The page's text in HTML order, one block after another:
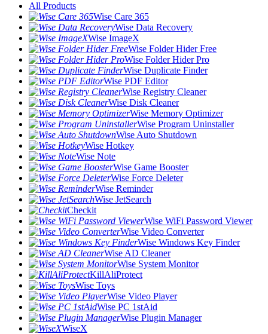
All Products
Wise Care 365
Wise Data Recovery
Wise ImageX
Wise Folder Hider Free
Wise Folder Hider Pro
Wise Duplicate Finder
Wise PDF Editor
Wise Registry Cleaner
Wise Disk Cleaner
Wise Memory Optimizer
Wise Program Uninstaller
Wise Auto Shutdown
Wise Hotkey
Wise Note
Wise Game Booster
Wise Force Deleter
Wise Reminder
Wise JetSearch
Checkit
Wise WiFi Password Viewer
Wise Video Converter
Wise Windows Key Finder
Wise AD Cleaner
Wise System Monitor
KillAliProtect
Wise Toys
Wise Video Player
Wise PC 1stAid
Wise Plugin Manager
WiseX